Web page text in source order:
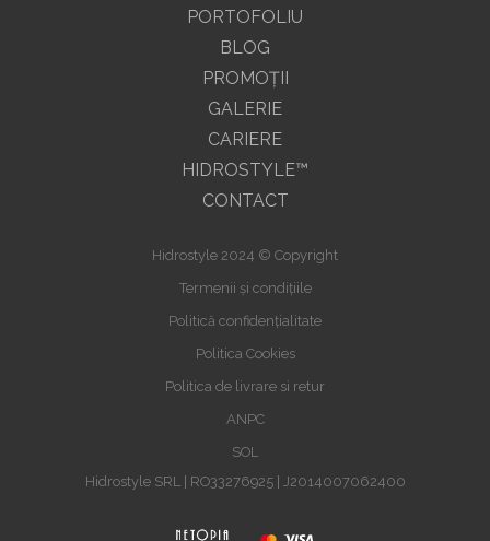
PORTOFOLIU
BLOG
PROMOŢII
GALERIE
CARIERE
HIDROSTYLE™
CONTACT
Hidrostyle 2024 © Copyright
Termenii și condițiile
Politică confidențialitate
Politica Cookies
Politica de livrare si retur
ANPC
SOL
Hidrostyle SRL | RO33276925 | J2014007062400